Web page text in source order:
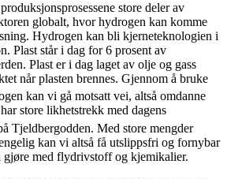
store deler av
globalt, hvor hydrogen kan komme
Hydrogen kan bli kjerneteknologien i
Plast står i dag for 6 prosent av
Plast er i dag laget av olje og gass
når plasten brennes. Gjennom å bruke
kan vi gå motsatt vei, altså omdanne
store likhetstrekk med dagens
Tjeldbergodden. Med store mengder
kan vi altså få utslippsfri og fornybar
gjøre med flydrivstoff og kjemikalier.